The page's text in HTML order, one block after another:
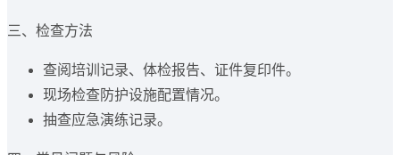
三、检查方法
查阅培训记录、体检报告、证件复印件。
现场检查防护设施配置情况。
抽查应急演练记录。